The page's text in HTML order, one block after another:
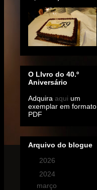
O LIvro do 40.º
Aniversário
Adquira aqui um
exemplar em formato
PDF
Arquivo do blogue
2026
2024
março